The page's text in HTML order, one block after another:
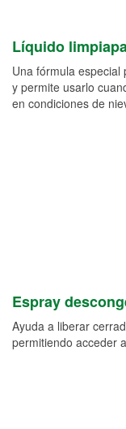
Líquido
Una fórmula
y permite usarlo
en condiciones de
Espray
Ayuda a liberar
permitiendo acceder